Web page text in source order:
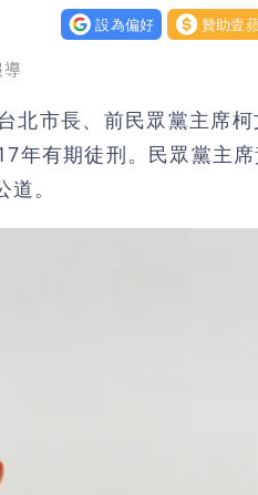
設為偏好 贊助壹蘋
北市長、前民眾黨主席
年有期徒刑。民眾黨主
。